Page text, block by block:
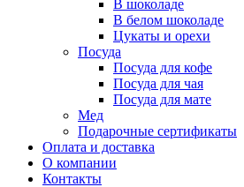
В шоколаде
В белом шоколаде
Цукаты и орехи
Посуда
Посуда для кофе
Посуда для чая
Посуда для мате
Мед
Подарочные сертификаты
Оплата и доставка
О компании
Контакты